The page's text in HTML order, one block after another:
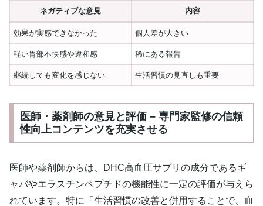
ネガティブな意見 内容
効果が実感できなかった 個人差が大きい
軽い胃部不快感や違和感 稀にある報告
継続しても変化を感じない 生活習慣の見直しも重要
医師・薬剤師の意見と評価 – 専門家監修の信頼
性向上コンテンツを充実させる
医師や薬剤師からは、DHC高血圧サプリの成分であるギ
ャバやエラスチンペプチドの機能性に一定の評価が与えら
れています。特に「生活習慣の改善と併用することで、血